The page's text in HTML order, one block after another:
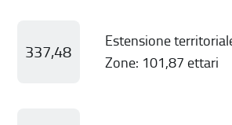
337,48
Estensione
Zone: 101,87 ettari